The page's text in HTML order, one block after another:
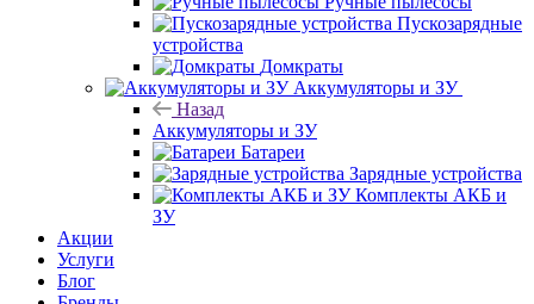
Пускозарядные
устройства
Домкраты
Аккумуляторы и ЗУ
Назад
Аккумуляторы и ЗУ
Батареи
Зарядные устройства
Комплекты АКБ и
ЗУ
Акции
Услуги
Блог